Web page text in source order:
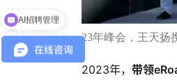
23年峰会，王天扬
2023年， 带领
企业出海服务